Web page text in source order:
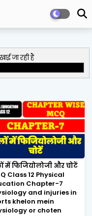
जा रही हैं
में फिजियोलोजी और चोटें
Class 12 Physical
Chapter-7
and injuries in
khelon mein
or choten